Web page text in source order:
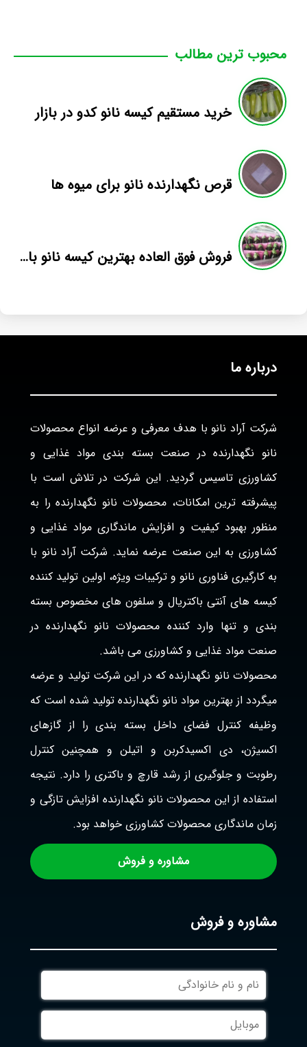
محبوب ترین مطالب
خرید مستقیم کیسه نانو کدو در بازار
قرص نگهدارنده نانو برای میوه ها
فروش فوق العاده بهترین کیسه نانو بادمجان
درباره ما
شرکت آراد نانو با هدف معرفی و عرضه انواع محصولات
نانو نگهدارنده در صنعت بسته بندی مواد غذایی و
کشاورزی تاسیس گردید. این شرکت در تلاش است با
پیشرفته ترین امکانات، محصولات نانو نگهدارنده را به
منظور بهبود کیفیت و افزایش ماندگاری مواد غذایی و
کشاورزی به این صنعت عرضه نماید. شرکت آراد نانو با
به کارگیری فناوری نانو و ترکیبات ویژه، اولین تولید کننده
کیسه های آنتی باکتریال و سلفون های مخصوص بسته
بندی و تنها وارد کننده محصولات نانو نگهدارنده در
صنعت مواد غذایی و کشاورزی می باشد.
محصولات نانو نگهدارنده که در این شرکت تولید و عرضه
میگردد از بهترین مواد نانو نگهدارنده تولید شده است که
وظیفه کنترل فضای داخل بسته بندی را از گازهای
اکسیژن، دی اکسیدکربن و اتیلن و همچنین کنترل
رطوبت و جلوگیری از رشد قارچ و باکتری را دارد. نتیجه
استفاده از این محصولات نانو نگهدارنده افزایش تازگی و
زمان ماندگاری محصولات کشاورزی خواهد بود.
مشاوره و فروش
مشاوره و فروش
نام
و
نام
خانوادگی
موبایل